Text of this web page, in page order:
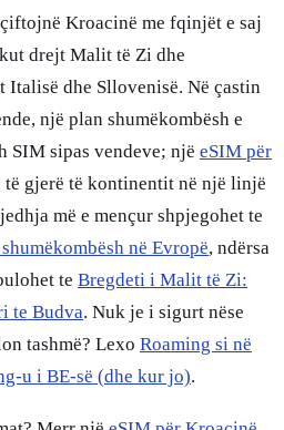
Kroacinë me fqinjët e saj
drejt Malit të Zi dhe
Italisë dhe Sllovenisë. Në çastin
një plan shumëkombësh e
SIM sipas vendeve; një eSIM për
të gjerë të kontinentit në një linjë
më e mençur shpjegohet te
në Evropë, ndërsa
te Bregdeti i Malit të Zi:
te Budva. Nuk je i sigurt nëse
tashmë? Lexo Roaming si në
u i BE-së (dhe kur jo).